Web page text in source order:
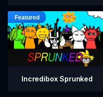
Incredibox Sprunked